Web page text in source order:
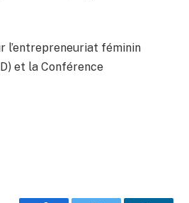
l’entrepreneuriat féminin
et la Conférence